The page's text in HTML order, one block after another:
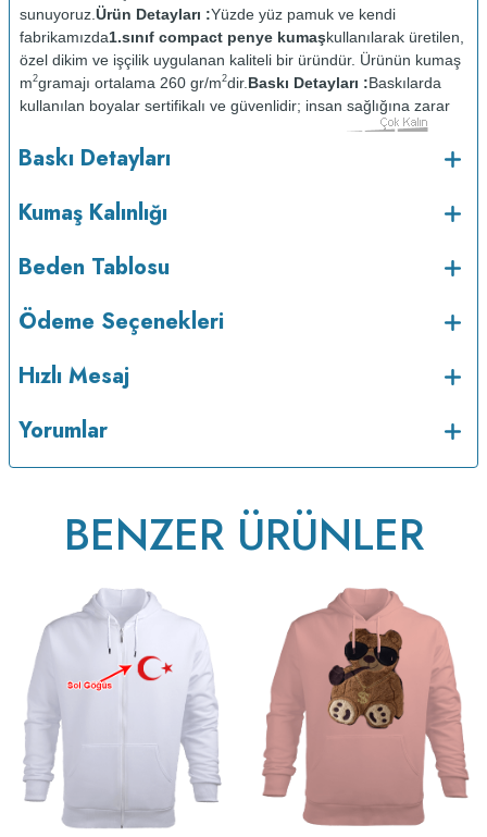
sunuyoruz. Ürün Detayları :Yüzde yüz pamuk ve kendi
fabrikamızda1.sınıf compact penye kumaşkullanılarak üretilen,
özel dikim ve işçilik uygulanan kaliteli bir üründür. Ürünün kumaş
m2gramajı ortalama 260 gr/m2dir. Baskı Detayları :Baskılarda
kullanılan boyalar sertifikalı ve güvenlidir; insan sağlığına zarar
vermez.
Kumaş Kalınlığı :
Bakım : Kısa programda maksimum 30
kurutulmaz.Orta ısıda ve tersten ütülenir.
Baskı Detayları
Kumaş Kalınlığı
Beden Tablosu
Ödeme Seçenekleri
Hızlı Mesaj
Yorumlar
BENZER ÜRÜNLER